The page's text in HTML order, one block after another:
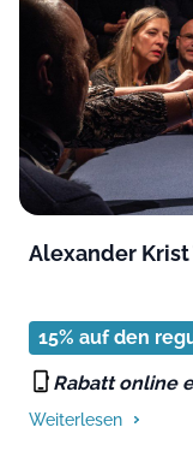
Alexander
15% auf den
Rabatt online
Weiterlesen